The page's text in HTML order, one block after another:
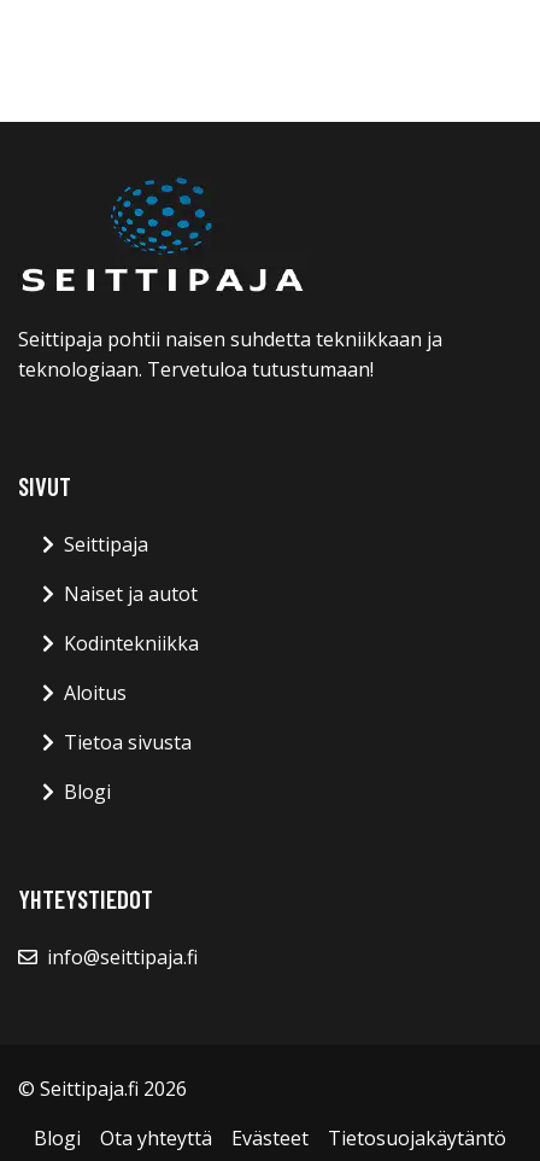
Seittipaja pohtii naisen suhdetta tekniikkaan ja
teknologiaan. Tervetuloa tutustumaan!
SIVUT
Seittipaja
Naiset ja autot
Kodintekniikka
Aloitus
Tietoa sivusta
Blogi
YHTEYSTIEDOT
info@seittipaja.fi
© Seittipaja.fi 2026
Blogi
Ota yhteyttä Evästeet
Tietosuojakäytäntö